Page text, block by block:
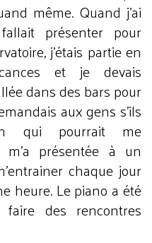
même. Quand j’ai
présenter pour
j’étais partie en
et je devais
dans des bars pour
aux gens s’ils
qui pourrait me
présentée à un
chaque jour
heure. Le piano a été
des rencontres